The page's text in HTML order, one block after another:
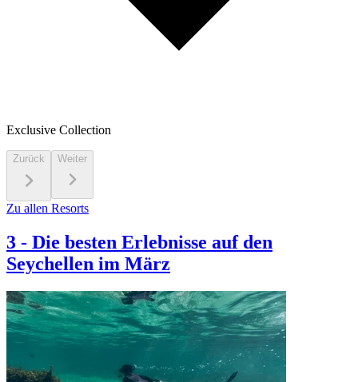
Exclusive Collection
Zurück Weiter
Zu allen Resorts
3 - Die besten Erlebnisse auf den
Seychellen im März